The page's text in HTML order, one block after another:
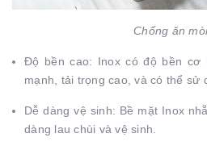
Chống ăn
Độ bền cao: Inox có độ bền cơ
mạnh, tải trọng cao, và có thể sử
Dễ dàng vệ sinh: Bề mặt Inox
dàng lau chùi và vệ sinh.